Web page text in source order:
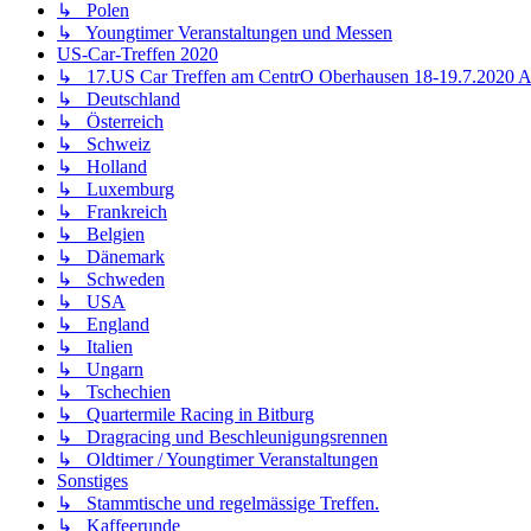
↳ Polen
↳ Youngtimer Veranstaltungen und Messen
US-Car-Treffen 2020
↳ 17.US Car Treffen am CentrO Oberhausen 18-19.7.2020
↳ Deutschland
↳ Österreich
↳ Schweiz
↳ Holland
↳ Luxemburg
↳ Frankreich
↳ Belgien
↳ Dänemark
↳ Schweden
↳ USA
↳ England
↳ Italien
↳ Ungarn
↳ Tschechien
↳ Quartermile Racing in Bitburg
↳ Dragracing und Beschleunigungsrennen
↳ Oldtimer / Youngtimer Veranstaltungen
Sonstiges
↳ Stammtische und regelmässige Treffen.
↳ Kaffeerunde